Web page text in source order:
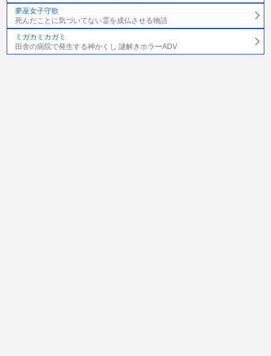
夢巫女子守歌
死んだことに気づいてない霊を成仏させる物語
ミガカミカガミ
田舎の病院で発生する神かくし 謎解きホラーADV